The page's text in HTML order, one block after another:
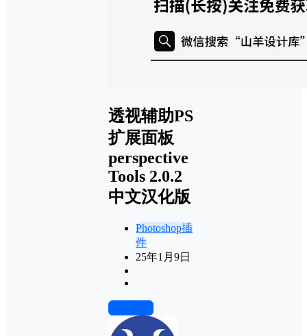
透视辅助PS
扩展面板
perspective
Tools 2.0.2
中文汉化版
Photoshop插
件
25年1月9日